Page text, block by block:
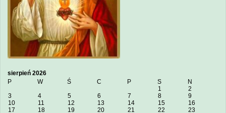
sierpień 2026
P
W Ś C P S
N
1
2
3
4 5 6 7 8
9
10
11 12 13 14 15
16
17
18 19 20 21 22
23